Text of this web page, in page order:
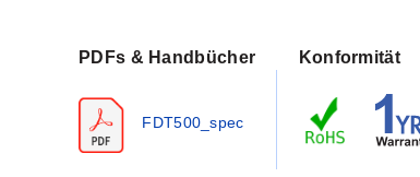
Flüssigkeitstemperatur:0 bis 50 °C (32 bis 122
Gehäuse:
Anzeige:
7-Segment, 8-stellig, einzeiliges LCD
Stromausgang:
PDFs & Handbücher
FDT500_spec
Konformität